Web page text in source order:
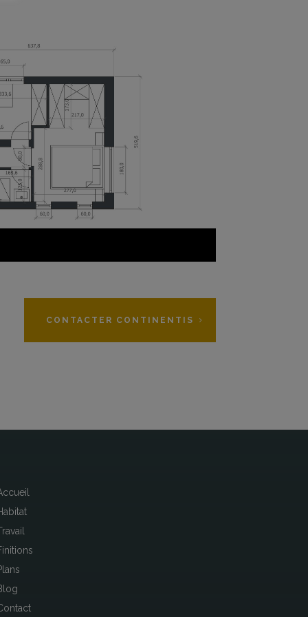
CONTACTER CONTINENTIS